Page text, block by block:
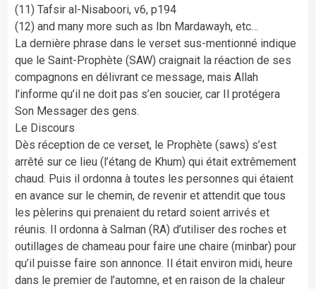
(11) Tafsir al-Nisaboori, v6, p194
(12) and many more such as Ibn Mardawayh, etc…
La dernière phrase dans le verset sus-mentionné indique
que le Saint-Prophète (SAW) craignait la réaction de ses
compagnons en délivrant ce message, mais Allah
l’informe qu’il ne doit pas s’en soucier, car Il protégera
Son Messager des gens.
Le Discours
Dès réception de ce verset, le Prophète (saws) s’est
arrêté sur ce lieu (l’étang de Khum) qui était extrêmement
chaud. Puis il ordonna à toutes les personnes qui étaient
en avance sur le chemin, de revenir et attendit que tous
les pèlerins qui prenaient du retard soient arrivés et
réunis. Il ordonna à Salman (RA) d’utiliser des roches et
outillages de chameau pour faire une chaire (minbar) pour
qu’il puisse faire son annonce. Il était environ midi, heure
dans le premier de l’automne, et en raison de la chaleur